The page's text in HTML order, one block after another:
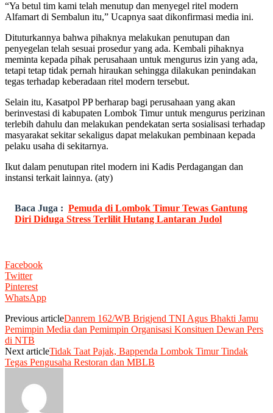
“Ya betul tim kami telah menutup dan menyegel ritel modern
Alfamart di Sembalun itu,” Ucapnya saat dikonfirmasi media ini.
Dituturkannya bahwa pihaknya melakukan penutupan dan
penyegelan telah sesuai prosedur yang ada. Kembali pihaknya
meminta kepada pihak perusahaan untuk mengurus izin yang ada,
tetapi tetap tidak pernah hiraukan sehingga dilakukan penindakan
tegas terhadap keberadaan ritel modern tersebut.
Selain itu, Kasatpol PP berharap bagi perusahaan yang akan
berinvestasi di kabupaten Lombok Timur untuk mengurus perizinan
terlebih dahulu dan melakukan pendekatan serta sosialisasi terhadap
masyarakat sekitar sekaligus dapat melakukan pembinaan kepada
pelaku usaha di sekitarnya.
Ikut dalam penutupan ritel modern ini Kadis Perdagangan dan
instansi terkait lainnya. (aty)
Baca Juga : Pemuda di Lombok Timur Tewas Gantung
Diri Diduga Stress Terlilit Hutang Lantaran Judol
Facebook
Twitter
Pinterest
WhatsApp
Previous articleDanrem 162/WB Brigjend TNI Agus Bhakti Jamu
Pemimpin Media dan Pemimpin Organisasi Konsituen Dewan Pers
di NTB
Next articleTidak Taat Pajak, Bappenda Lombok Timur Tindak
Tegas Pengusaha Restoran dan MBLB